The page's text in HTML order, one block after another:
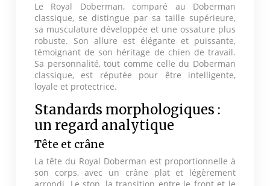
Le Royal Doberman, comparé au Doberman
classique, se distingue par sa taille supérieure,
sa musculature développée et une ossature plus
robuste. Son allure est élégante et puissante,
témoignant de son héritage de chien de travail.
Sa personnalité, tout comme celle du Doberman
classique, est réputée pour être intelligente,
loyale et protectrice.
Standards morphologiques :
un regard analytique
Tête et crâne
La tête du Royal Doberman est proportionnelle à
son corps, avec un crâne plat et légèrement